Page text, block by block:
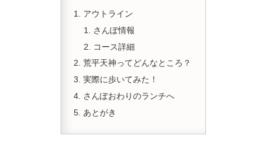
アウトライン
さんぽ情報
コース詳細
荒平天神ってどんなところ？
実際に歩いてみた！
さんぽおわりのランチへ
あとがき